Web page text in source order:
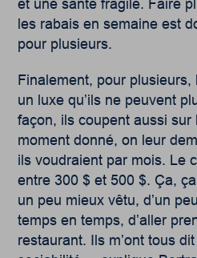
et une santé fragile. Faire
les rabais en semaine est
pour plusieurs.
Finalement, pour
un luxe qu’ils ne peuvent
façon, ils coupent aussi sur
moment donné, on leur
ils voudraient par mois. Le
entre 300 $ et 500 $. Ça,
un peu mieux vêtu, d’un
temps en temps, d’aller
restaurant. Ils m’ont tous